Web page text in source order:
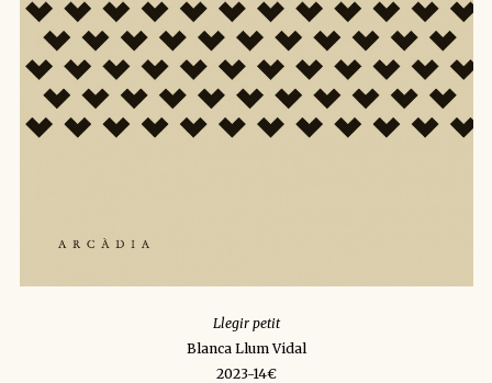
Llegir petit
Blanca Llum Vidal
2023-14€